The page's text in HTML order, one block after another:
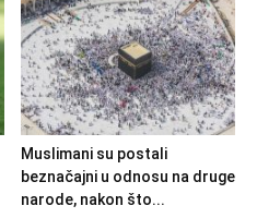
Muslimani su postali
beznačajni u odnosu na druge
narode, nakon što...